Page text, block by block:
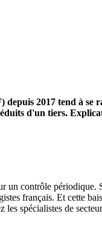
2017 tend à se
d'un tiers.
contrôle
français. Et cette
spécialistes de